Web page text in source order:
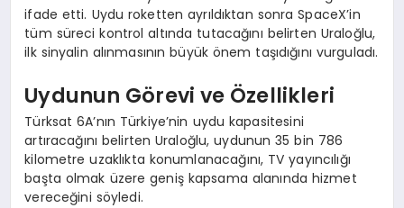
ifade etti. Uydu roketten ayrıldıktan sonra SpaceX’in
tüm süreci kontrol altında tutacağını belirten Uraloğlu,
ilk sinyalin alınmasının büyük önem taşıdığını vurguladı.
Uydunun Görevi ve Özellikleri
Türksat 6A’nın Türkiye’nin uydu kapasitesini
artıracağını belirten Uraloğlu, uydunun 35 bin 786
kilometre uzaklıkta konumlanacağını, TV yayıncılığı
başta olmak üzere geniş kapsama alanında hizmet
vereceğini söyledi.